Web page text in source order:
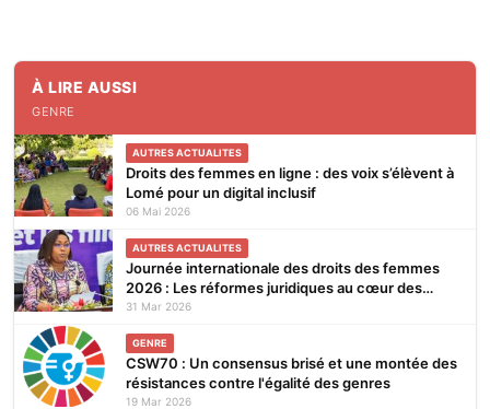
À LIRE AUSSI
GENRE
AUTRES ACTUALITES
Droits des femmes en ligne : des voix s’élèvent à
Lomé pour un digital inclusif
06 Mai 2026
AUTRES ACTUALITES
Journée internationale des droits des femmes
2026 : Les réformes juridiques au cœur des
réflexions du Caucus des femmes du Parlement
31 Mar 2026
GENRE
CSW70 : Un consensus brisé et une montée des
résistances contre l'égalité des genres
19 Mar 2026